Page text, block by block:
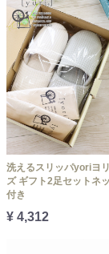
洗えるスリッパyoriヨ
ズ ギフト2足セットネ
付き
¥ 4,312